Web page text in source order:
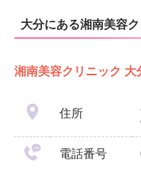
大分にある湘南美容
湘南美容クリニック 大
住所
電話番号